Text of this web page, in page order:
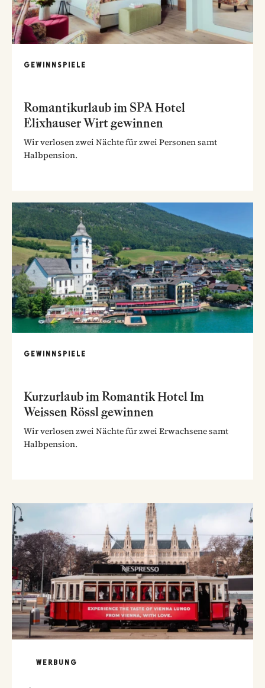
GEWINNSPIELE
Romantikurlaub im SPA Hotel
Elixhauser Wirt gewinnen
Wir verlosen zwei Nächte für zwei Personen samt
Halbpension.
GEWINNSPIELE
Kurzurlaub im Romantik Hotel Im
Weissen Rössl gewinnen
Wir verlosen zwei Nächte für zwei Erwachsene samt
Halbpension.
WERBUNG